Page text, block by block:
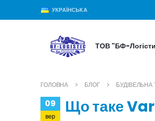
УКРАЇНСЬКА
ТОВ "БФ-
ГОЛОВНА БЛОГ БУДІВЕЛЬНА
09
вер Що таке